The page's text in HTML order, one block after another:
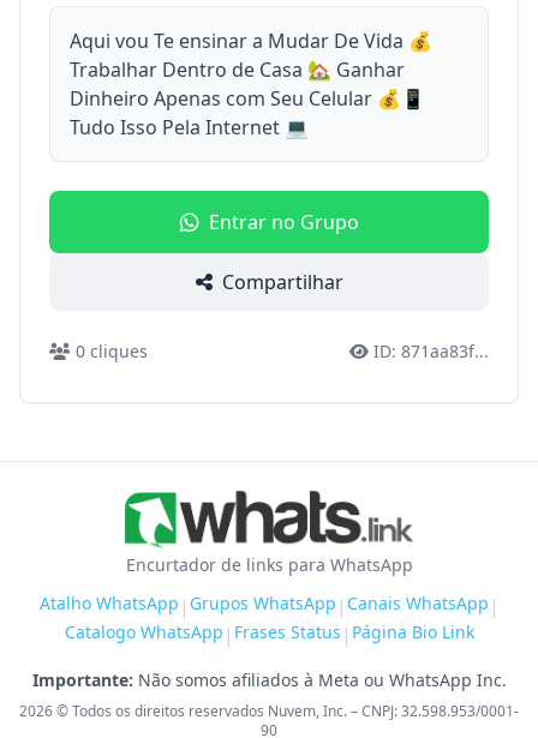
Aqui vou Te ensinar a Mudar De Vida 💰
Trabalhar Dentro de Casa 🏡 Ganhar
Dinheiro Apenas com Seu Celular 💰📱
Tudo Isso Pela Internet 💻
Entrar no Grupo
Compartilhar
0 cliques ID: 871aa83f...
Encurtador de links para WhatsApp
Atalho WhatsApp | Grupos WhatsApp | Canais WhatsApp |
Catalogo WhatsApp | Frases Status | Página Bio Link
Importante: Não somos afiliados à Meta ou WhatsApp Inc.
2026© Todos os direitos reservados Nuvem, Inc. – CNPJ: 32.598.953/0001-
90